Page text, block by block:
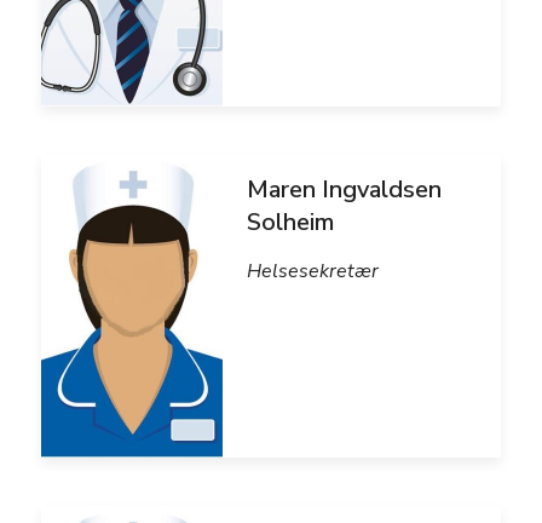
Maren Ingvaldsen
Solheim
Helsesekretær